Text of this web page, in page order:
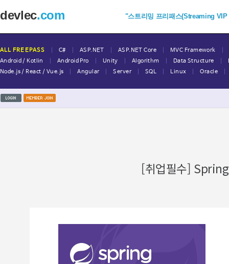
devlec.com "스트리밍 프리패스(Streaming
ALL FREEPASS C# ASP.NET ASP.NET Core MVC Framework
Android / Kotlin Android Pro Unity Algorithm Data Structure
Node.js / React / Vue.js
Angular Server SQL Linux Oracle
[취업필수]